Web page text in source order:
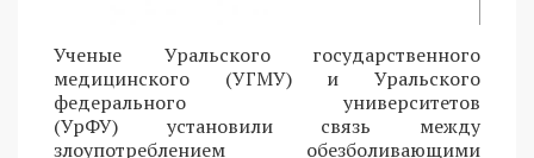
Ученые Уральского государственного
медицинского (УГМУ) и Уральского
федерального университетов
(УрФУ) установили связь между
злоупотреблением обезболивающими